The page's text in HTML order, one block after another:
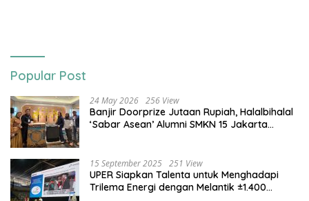
Popular Post
24 May 2026 256 View
Banjir Doorprize Jutaan Rupiah, Halalbihalal
‘Sabar Asean’ Alumni SMKN 15 Jakarta
15 September 2025 251 View
UPER Siapkan Talenta untuk Menghadapi
Trilema Energi dengan Melantik ±1.400